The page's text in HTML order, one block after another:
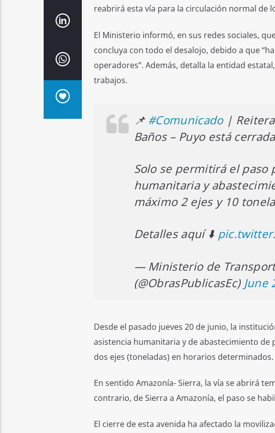
reabrirá esta vía para la circulación normal de
El Ministerio informó, en sus redes sociales,
concluya con todo el desalojo, debido a que
operadores”. Además, detalla la entidad
trabajos.
📌 #Comunicado|
Baños – Puyo está
Solo se permitirá el paso
humanitaria y
máximo 2 ejes y 10
Detalles aquí ⬇️
— Ministerio de
(@ObrasPublicasEc) June
Desde el pasado jueves 20 de junio, la
asistencia humanitaria y de abastecimiento
dos ejes (toneladas) en horarios determinados.
En sentido Amazonía- Sierra, la vía se abrirá
contrario, de Sierra a Amazonía, el paso se
El cierre de esta avenida ha afectado la